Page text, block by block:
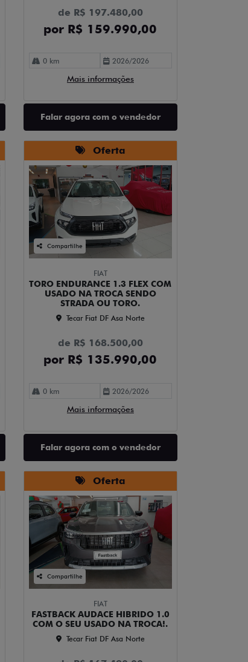
de R$ 197.480,00
por R$ 159.990,00
0 km 2026/2026
Mais informações
Falar agora com o vendedor
Oferta
Compartilhe
FIAT
TORO ENDURANCE 1.3 FLEX COM
USADO NA TROCA SENDO
STRADA OU TORO.
Tecar Fiat DF Asa Norte
de R$ 168.500,00
por R$ 135.990,00
0 km 2026/2026
Mais informações
Falar agora com o vendedor
Oferta
Compartilhe
FIAT
FASTBACK AUDACE HIBRIDO 1.0
COM O SEU USADO NA TROCA!.
Tecar Fiat DF Asa Norte